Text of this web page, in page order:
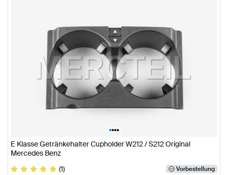
••••
E Klasse Getränkehalter Cupholder W212 / S212 Original
Mercedes Benz
(1)
Vorbestellung